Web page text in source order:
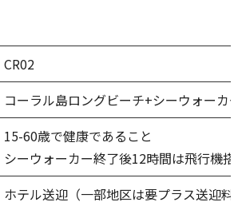
CR02
コーラル島ロングビーチ+シーウォーカ
15-60歳で健康であること
シーウォーカー終了後12時間は飛行機
ホテル送迎（一部地区は要プラス送迎料